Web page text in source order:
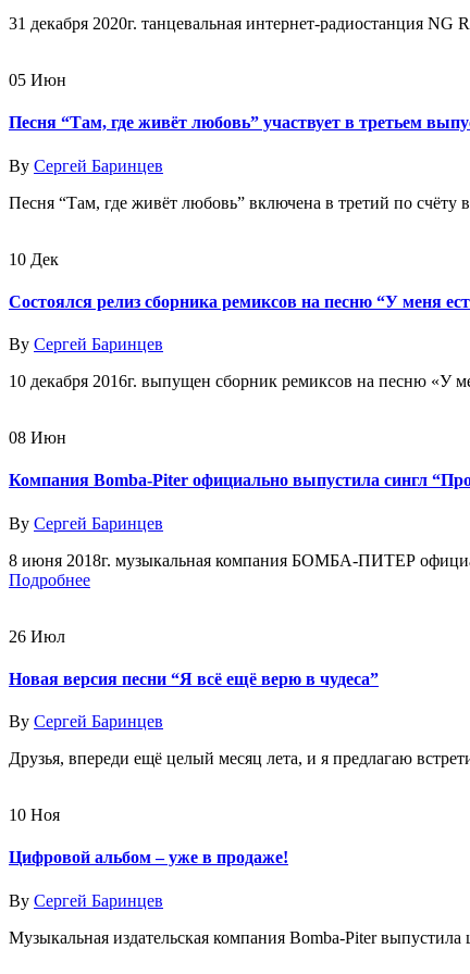
31 декабря 2020г. танцевальная интернет-радиостанция
05 Июн
Песня “Там, где живёт любовь” участвует в третьем
By Сергей Баринцев
Песня “Там, где живёт любовь” включена в третий по
10 Дек
Состоялся релиз сборника ремиксов на песню “У меня
By Сергей Баринцев
10 декабря 2016г. выпущен сборник ремиксов на песню «У
08 Июн
Компания Bomba-Piter официально выпустила сингл
By Сергей Баринцев
8 июня 2018г. музыкальная компания БОМБА-ПИТЕР
Подробнее
26 Июл
Новая версия песни “Я всё ещё верю в чудеса”
By Сергей Баринцев
Друзья, впереди ещё целый месяц лета, и я предлагаю
10 Ноя
Цифровой альбом – уже в продаже!
By Сергей Баринцев
Музыкальная издательская компания Bomba-Piter